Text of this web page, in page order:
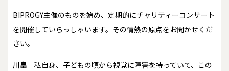
――BIPROGY主催のものを始め、定期的にチャリティーコンサート
を開催していらっしゃいます。その情熱の原点をお聞かせくだ
さい。
川畠
私自身、子どもの頃から視覚に障害を持っていて、この